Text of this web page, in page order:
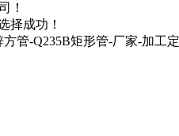
！
择成功！